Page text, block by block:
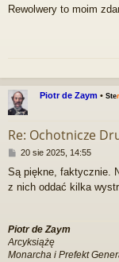
s
Rewolwery to moim
Piotr de Zaym •Ste
Re: Ochotnicze
P
s
t
20 sie 2025, 14:55
Są piękne, faktycznie.
z nich oddać kilka
Piotr de Zaym
Arcyksiążę
Monarcha i Prefekt